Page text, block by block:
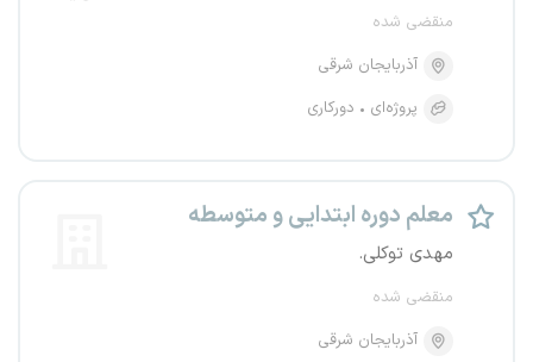
منقضی شده
آذربایجان شرقی
پروژه‌ای
دورکاری
معلم دوره ابتدایی و متوسطه
مهدی توکلی.
منقضی شده
آذربایجان شرقی